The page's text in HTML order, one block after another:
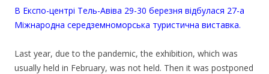
В Експо-центрі Тель-Авіва 29-30 березня відбулася 27-а
Міжнародна середземноморська туристична виставка.
Last year, due to the pandemic, the exhibition, which was
usually held in February, was not held. Then it was postponed